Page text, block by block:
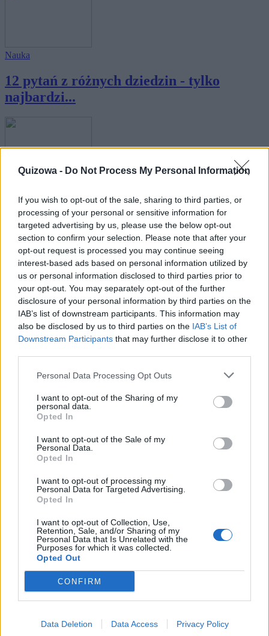
Quizowa - Do Not Process My Personal Information
If you wish to opt-out of the sale, sharing to third parties, or
processing of your personal or sensitive information for
targeted advertising by us, please use the below opt-out
section to confirm your selection. Please note that after your
opt-out request is processed you may continue seeing
interest-based ads based on personal information utilized by
us or personal information disclosed to third parties prior to
your opt-out. You may separately opt-out of the further
disclosure of your personal information by third parties on the
IAB’s list of downstream participants. This information may
also be disclosed by us to third parties on the IAB’s List of
Downstream Participants that may further disclose it to other
Personal Data Processing Opt Outs
I want to opt-out of the Sharing of my
personal data.
Opted In
I want to opt-out of the Sale of my
Personal Data.
Opted In
I want to opt-out of processing my
Personal Data for Targeted Advertising.
Opted In
I want to opt-out of Collection, Use,
Retention, Sale, and/or Sharing of my
Personal Data that Is Unrelated with the
Purposes for which it was collected.
Opted Out
CONFIRM
Data Deletion Data Access Privacy Policy
Nauka
12 pytań z różnych dziedzin - tylko
najbardzi...
Tylko najbardziej wszechstronne osoby
uzyskuj...
Wiedza ogólna
Tylko najbardziej wszechstronne osoby
znają o...
Wiedza ogólna
Zdobę...
Wiedza ogólna
10 prostych pytań, jednak tylko wybitni